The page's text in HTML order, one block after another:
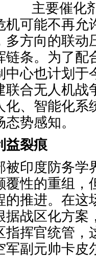
主要催化
机可能不再允
多方向的联动
链条。为了配
中心也计划于
联合无人机战
化、智能化系
势感知。
益裂痕
被印度防务学
覆性的重组，
的推进。在这
据战区化方案
指挥官统管，
副元帅卡皮